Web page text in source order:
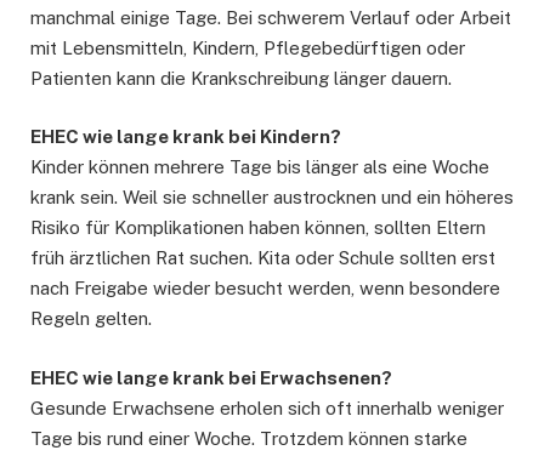
manchmal einige Tage. Bei schwerem Verlauf oder Arbeit
mit Lebensmitteln, Kindern, Pflegebedürftigen oder
Patienten kann die Krankschreibung länger dauern.
EHEC wie lange krank bei Kindern?
Kinder können mehrere Tage bis länger als eine Woche
krank sein. Weil sie schneller austrocknen und ein höheres
Risiko für Komplikationen haben können, sollten Eltern
früh ärztlichen Rat suchen. Kita oder Schule sollten erst
nach Freigabe wieder besucht werden, wenn besondere
Regeln gelten.
EHEC wie lange krank bei Erwachsenen?
Gesunde Erwachsene erholen sich oft innerhalb weniger
Tage bis rund einer Woche. Trotzdem können starke